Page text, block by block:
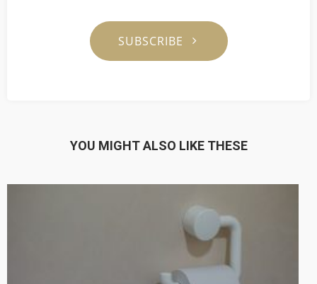
SUBSCRIBE
YOU MIGHT ALSO LIKE THESE